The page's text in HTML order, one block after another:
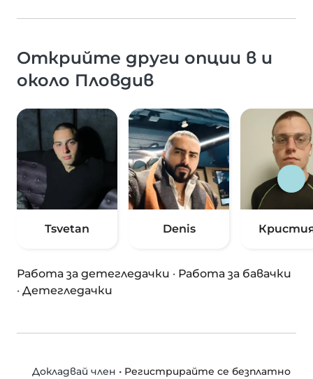
Открийте други опции в и
около Пловдив
Tsvetan Denis
Работа за детегледачки · Работа за бавачки
· Детегледачки
Докладвай член • Регистрирайте се безплатно